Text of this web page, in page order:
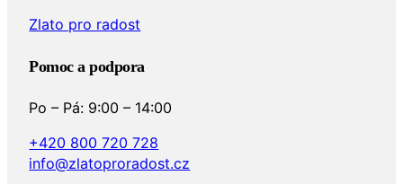
Zlato pro radost
Pomoc a podpora
Po – Pá: 9:00 – 14:00
+420 800 720 728
info@zlatoproradost.cz